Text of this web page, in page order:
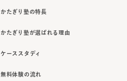
かたぎり塾の特長
かたぎり塾が選ばれる理由
ケーススタディ
無料体験の流れ